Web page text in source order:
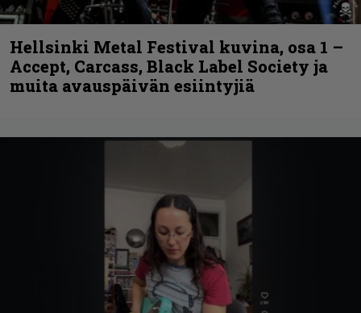
Hellsinki Metal Festival kuvina, osa 1 –
Accept, Carcass, Black Label Society ja
muita avauspäivän esiintyjiä